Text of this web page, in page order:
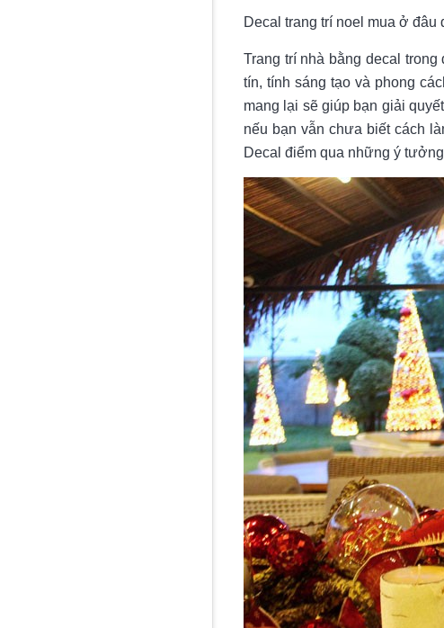
Decal trang trí noel mua ở đâu
Trang trí nhà bằng decal
tín, tính sáng tạo và phong
mang lại sẽ giúp bạn giải
nếu bạn vẫn chưa biết cách
Decal điểm qua những ý